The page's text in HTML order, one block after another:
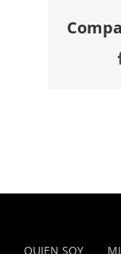
QUIEN SOY